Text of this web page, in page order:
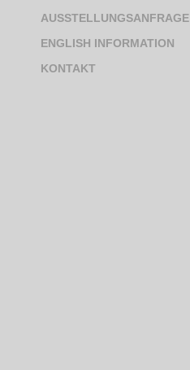
AUSSTELLUNGSANFRAGE
ENGLISH INFORMATION
KONTAKT